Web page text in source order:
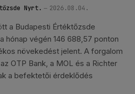
Nyrt. 2026.08.04.
a Budapesti Értéktőzsde
hónap végén 146 688,57 ponton
növekedést jelent. A forgalom
OTP Bank, a MOL és a Richter
a befektetői érdeklődés